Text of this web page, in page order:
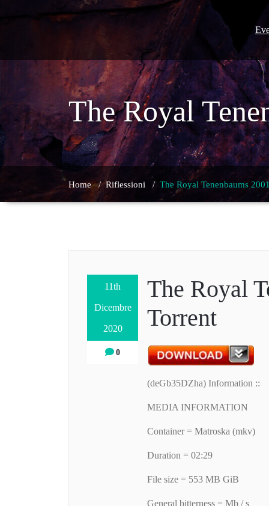
The Royal
Home/Riflessioni / The Royal Tenenbaums
11th
Dicembre
2020
0
The Royal
Torrent
(deGb35DZha) Information ::
MEDIA INFORMATION
Container = Matroska (mkv)
Duration = 02:29
File size = 553 MB GiB
General bitterness = Mb / s